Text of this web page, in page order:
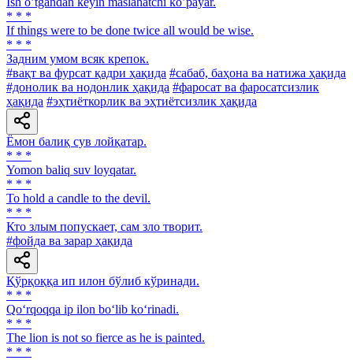
* * *
If things were to be done twice all would be wise.
* * *
Задним умом всяк крепок.
#вақт ва фурсат қадри ҳақида #сабаб, баҳона ва натижа ҳақида
#донолик ва нодонлик ҳақида #фаросат ва фаросатсизлик
ҳақида #эҳтиёткорлик ва эҳтиётсизлик ҳақида
Ёмон балиқ сув лойқатар.
* * *
Yomon baliq suv loyqatar.
* * *
To hold a candle to the devil.
* * *
Кто злым попускает, сам зло творит.
#фойда ва зарар ҳақида
Қўрқоққа ип илон бўлиб кўринади.
* * *
Qo‘rqoqqa ip ilon bo‘lib ko‘rinadi.
* * *
The lion is not so fierce as he is painted.
* * *